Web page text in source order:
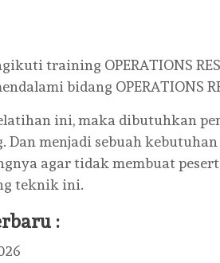
training OPERATIONS
bidang OPERATIONS
ini, maka dibutuhkan
Dan menjadi sebuah
agar tidak membuat
teknik ini.
: